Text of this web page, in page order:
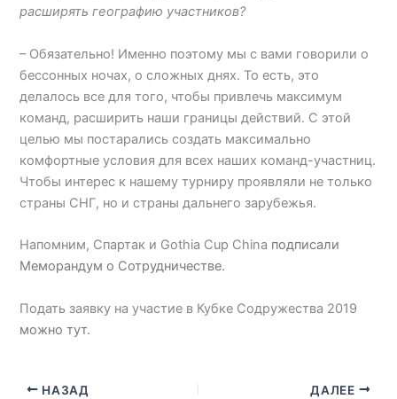
расширять географию участников?
– Обязательно! Именно поэтому мы с вами говорили о
бессонных ночах, о сложных днях. То есть, это
делалось все для того, чтобы привлечь максимум
команд, расширить наши границы действий. С этой
целью мы постарались создать максимально
комфортные условия для всех наших команд-участниц.
Чтобы интерес к нашему турниру проявляли не только
страны СНГ, но и страны дальнего зарубежья.
Напомним, Спартак и Gothia Cup China подписали
Меморандум о Сотрудничестве.
Подать заявку на участие в Кубке Содружества 2019
можно тут.
НАЗАД ДАЛЕЕ